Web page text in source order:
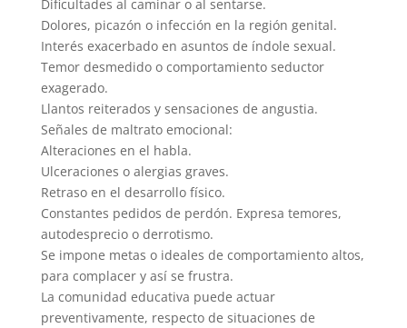
Dificultades al caminar o al sentarse.
Dolores, picazón o infección en la región genital.
Interés exacerbado en asuntos de índole sexual.
Temor desmedido o comportamiento seductor
exagerado.
Llantos reiterados y sensaciones de angustia.
Señales de maltrato emocional:
Alteraciones en el habla.
Ulceraciones o alergias graves.
Retraso en el desarrollo físico.
Constantes pedidos de perdón. Expresa temores,
autodesprecio o derrotismo.
Se impone metas o ideales de comportamiento altos,
para complacer y así se frustra.
La comunidad educativa puede actuar
preventivamente, respecto de situaciones de